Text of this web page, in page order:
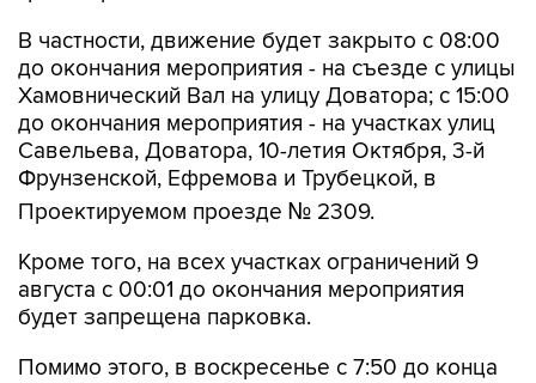
В частности, движение будет закрыто с 08:00
до окончания мероприятия - на съезде с улицы
Хамовнический Вал на улицу Доватора; с 15:00
до окончания мероприятия - на участках улиц
Савельева, Доватора, 10-летия Октября, 3-й
Фрунзенской, Ефремова и Трубецкой, в
Проектируемом проезде № 2309.
Кроме того, на всех участках ограничений 9
августа с 00:01 до окончания мероприятия
будет запрещена парковка.
Помимо этого, в воскресенье с 7:50 до конца